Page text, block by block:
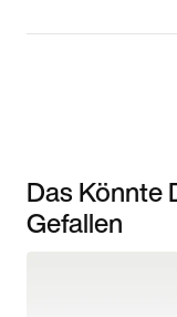
Das Könnte
Gefallen